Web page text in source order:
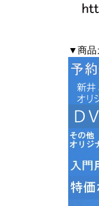
▼商品